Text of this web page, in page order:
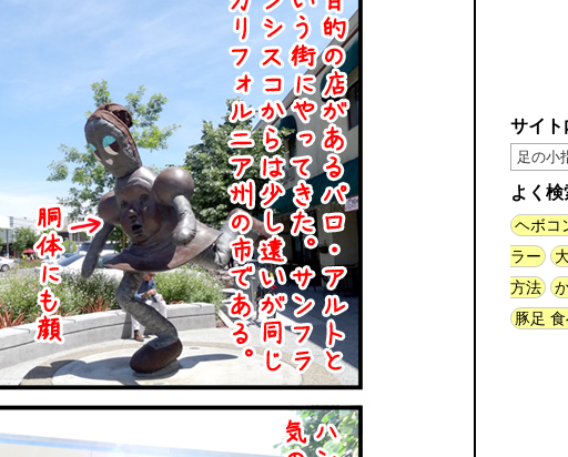
サイト
よく
ヘボコ
ラー
方法
豚足